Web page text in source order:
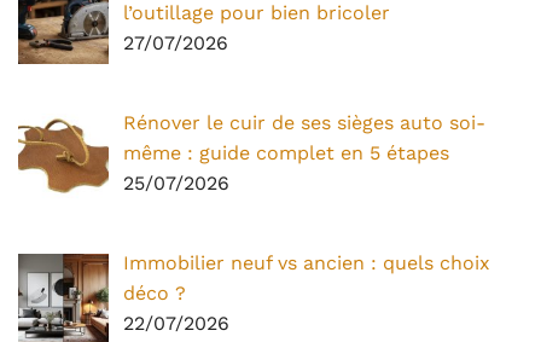
l’outillage pour bien bricoler
27/07/2026
Rénover le cuir de ses sièges auto soi-
même : guide complet en 5 étapes
25/07/2026
Immobilier neuf vs ancien : quels choix
déco ?
22/07/2026